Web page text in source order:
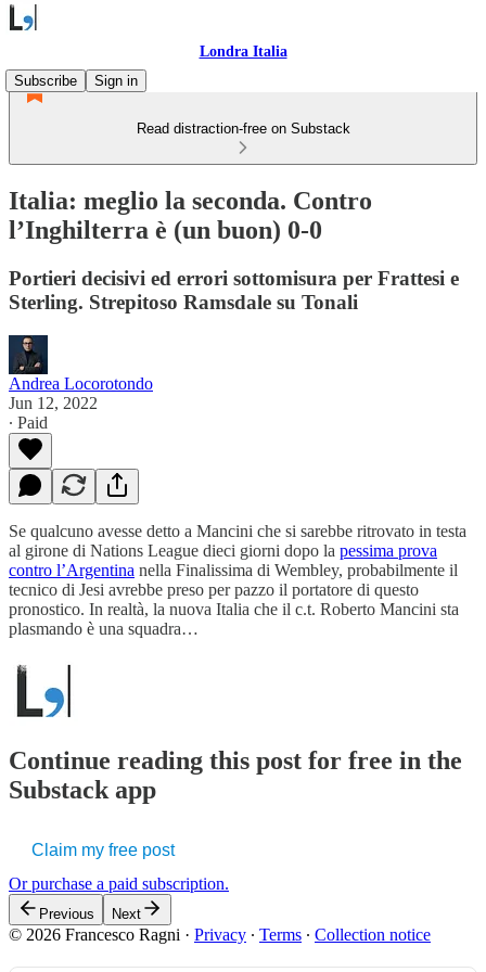
Londra Italia
Subscribe
Sign in
Read distraction-free on Substack
Italia: meglio la seconda. Contro
l’Inghilterra è (un buon) 0-0
Portieri decisivi ed errori sottomisura per Frattesi e
Sterling. Strepitoso Ramsdale su Tonali
Andrea Locorotondo
Jun 12, 2022
∙ Paid
Se qualcuno avesse detto a Mancini che si sarebbe ritrovato in testa
al girone di Nations League dieci giorni dopo la pessima prova
contro l’Argentina nella Finalissima di Wembley, probabilmente il
tecnico di Jesi avrebbe preso per pazzo il portatore di questo
pronostico. In realtà, la nuova Italia che il c.t. Roberto Mancini sta
plasmando è una squadra…
Continue reading this post for free in the
Substack app
Claim my free post
Or purchase a paid subscription.
Previous Next
© 2026 Francesco Ragni · Privacy ∙ Terms ∙ Collection notice